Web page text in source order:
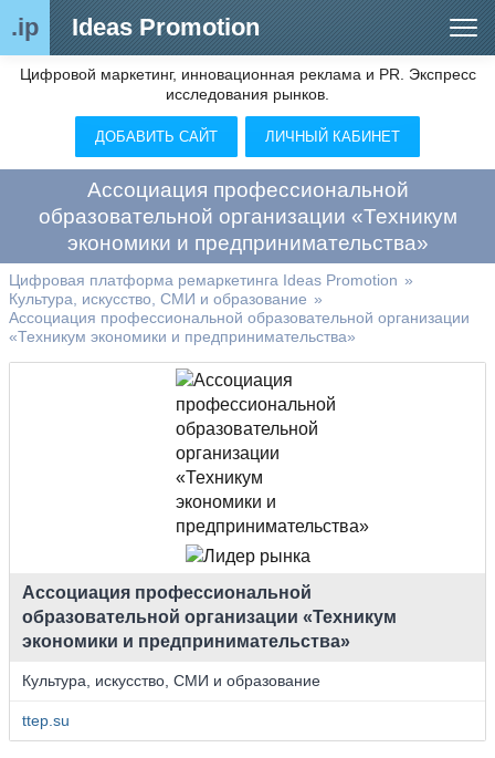
.ip Ideas Promotion
Сегменты рынка
Цифровой ремаркетинг (анализ рынка)
Видео
Контакты
Цифровой маркетинг, инновационная реклама и PR. Экспресс
исследования рынков.
ДОБАВИТЬ САЙТ ЛИЧНЫЙ КАБИНЕТ
Ассоциация профессиональной
образовательной организации «Техникум
экономики и предпринимательства»
Цифровая платформа ремаркетинга Ideas Promotion »
Культура, искусство, СМИ и образование »
Ассоциация профессиональной образовательной организации
«Техникум экономики и предпринимательства»
Ассоциация профессиональной
образовательной организации «Техникум
экономики и предпринимательства»
Культура, искусство, СМИ и образование
ttep.su